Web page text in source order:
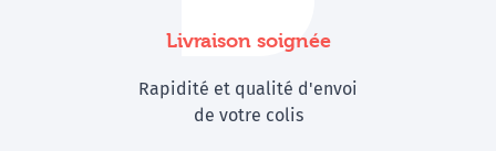
Livraison soignée
Rapidité et qualité d'envoi
de votre colis